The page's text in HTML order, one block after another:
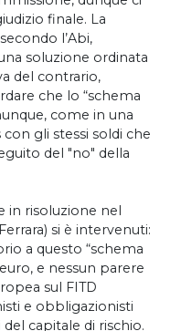
finale. La
l’Abi,
soluzione ordinata
del contrario,
che lo “schema
come in una
con gli stessi soldi che
del "no" della
in risoluzione nel
si è intervenuti:
a questo “schema
e nessun parere
sul FITD
e obbligazionisti
capitale di rischio.